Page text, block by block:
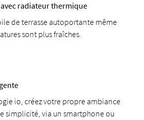
radiateur thermique
de terrasse autoportante même
sont plus fraîches.
io, créez votre propre ambiance
simplicité, via un smartphone ou